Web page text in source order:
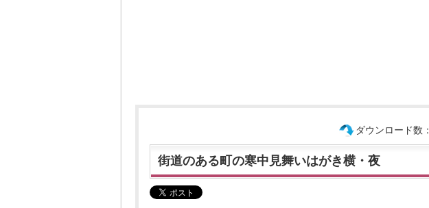
ダウンロード数：
街道のある町の寒中見舞いはがき横・夜